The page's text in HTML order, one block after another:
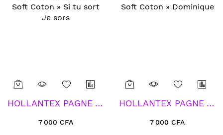
HOLLANTEX PAGNE Africain Collection « Soft Coton » Si tu sort Je sors
7 000 CFA
HOLLANTEX PAGNE Africain Collection « Soft Coton » Dominique
7 000 CFA